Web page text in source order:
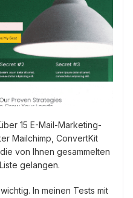
15 E-Mail-Marketing-
Mailchimp, ConvertKit
von Ihnen gesammelten
gelangen.
In meinen Tests mit